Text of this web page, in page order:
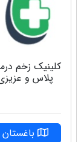
کلینیک زخم
پلاس و
باغستان